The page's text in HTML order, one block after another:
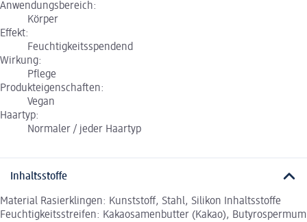
Anwendungsbereich:
Körper
Effekt:
Feuchtigkeitsspendend
Wirkung:
Pflege
Produkteigenschaften:
Vegan
Haartyp:
Normaler / jeder Haartyp
Inhaltsstoffe
Material Rasierklingen: Kunststoff, Stahl, Silikon Inhaltsstoffe
Feuchtigkeitsstreifen: Kakaosamenbutter (Kakao), Butyrospermum